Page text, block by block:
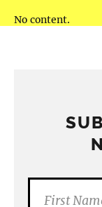
No content.